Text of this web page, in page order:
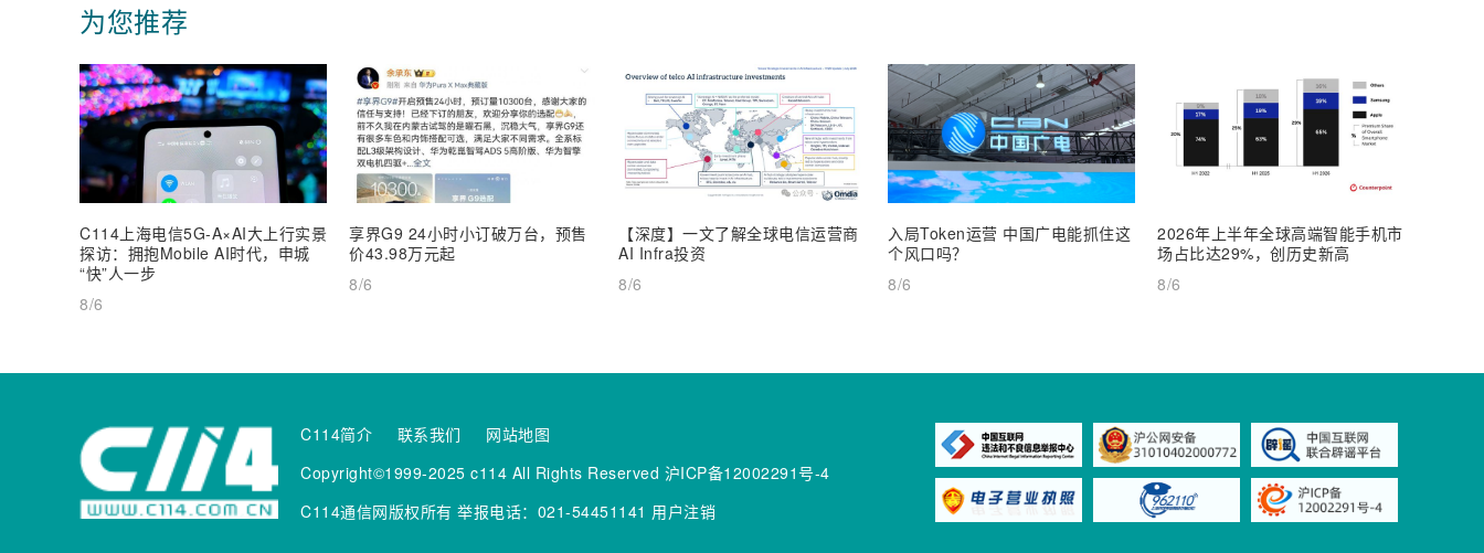
为您推荐
C114上海电信5G-A×AI大上行实景
探访：拥抱Mobile AI时代，申城
“快”人一步
8/6
享界G9 24小时小订破万台，预售
价43.98万元起
8/6
【深度】一文了解全球电信运营商
AI Infra投资
8/6
入局Token运营 中国广电能抓住这
个风口吗？
8/6
2026年上半年全球高端智能手机市
场占比达29%，创历史新高
8/6
C114简介 联系我们
网站地图
Copyright©1999-2025 c114 All Rights Reserved 沪ICP备12002291号-4
C114通信网版权所有 举报电话：021-54451141 用户注销